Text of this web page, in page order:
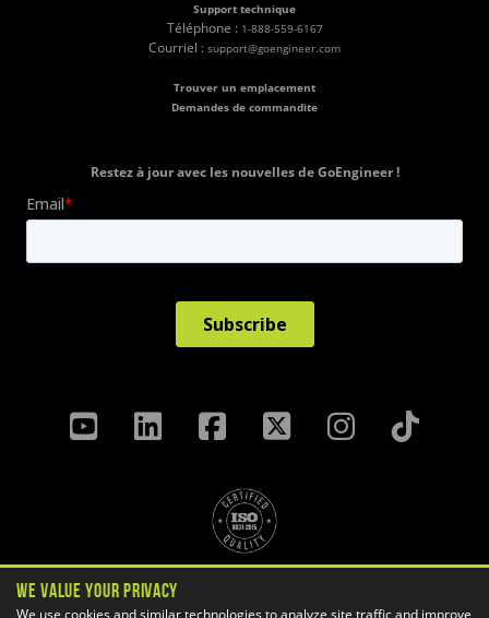
Support technique
Téléphone : 1-888-559-6167
Courriel : support@goengineer.com
Trouver un emplacement
Demandes de commandite
Restez à jour avec les nouvelles de GoEngineer !
Politique de confidentialité
We Value Your Privacy
We use cookies and similar technologies to analyze site traffic and improve